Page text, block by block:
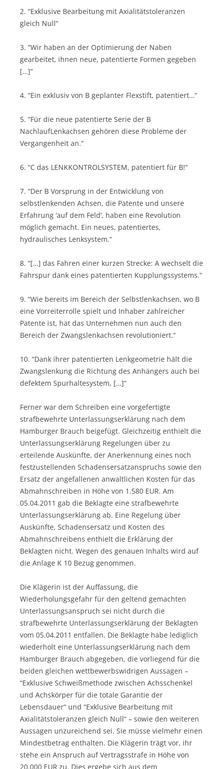
2. “Exklusive Bearbeitung mit Axialitätstoleranzen
gleich Null“
3. “Wir haben an der Optimierung der Naben
gearbeitet, ihnen neue, patentierte Formen gegeben
[…]“
4. “Ein exklusiv von B geplanter Flexstift, patentiert…“
5. “Für die neue patentierte Serie der B
NachlaufLenkachsen gehören diese Probleme der
Vergangenheit an.“
6. “C das LENKKONTROLSYSTEM, patentiert für B!“
7. “Der B Vorsprung in der Entwicklung von
selbstlenkenden Achsen, die Patente und unsere
Erfahrung ‘auf dem Feld‘, haben eine Revolution
möglich gemacht. Ein neues, patentiertes,
hydraulisches Lenksystem.“
8. “[…] das Fahren einer kurzen Strecke: A wechselt die
Fahrspur dank eines patentierten Kupplungssystems.“
9. “Wie bereits im Bereich der Selbstlenkachsen, wo B
eine Vorreiterrolle spielt und Inhaber zahlreicher
Patente ist, hat das Unternehmen nun auch den
Bereich der Zwangslenkachsen revolutioniert.“
10. “Dank ihrer patentierten Lenkgeometrie hält die
Zwangslenkung die Richtung des Anhängers auch bei
defektem Spurhaltesystem, […]“
Ferner war dem Schreiben eine vorgefertigte
strafbewehrte Unterlassungserklärung nach dem
Hamburger Brauch beigefügt. Gleichzeitig enthielt die
Unterlassungserklärung Regelungen über zu
erteilende Auskünfte, der Anerkennung eines noch
festzustellenden Schadensersatzanspruchs sowie den
Ersatz der angefallenen anwaltlichen Kosten für das
Abmahnschreiben in Höhe von 1.580 EUR. Am
05.04.2011 gab die Beklagte eine strafbewehrte
Unterlassungserklärung ab. Eine Regelung über
Auskünfte, Schadensersatz und Kosten des
Abmahnschreibens enthielt die Erklärung der
Beklagten nicht. Wegen des genauen Inhalts wird auf
die Anlage K 10 Bezug genommen.
Die Klägerin ist der Auffassung, die
Wiederholungsgefahr für den geltend gemachten
Unterlassungsanspruch sei nicht durch die
strafbewehrte Unterlassungserklärung der Beklagten
vom 05.04.2011 entfallen. Die Beklagte habe lediglich
wiederholt eine Unterlassungserklärung nach dem
Hamburger Brauch abgegeben, die vorliegend für die
beiden gleichen wettbewerbswidrigen Aussagen –
“Exklusive Schweißmethode zwischen Achsschenkel
und Achskörper für die totale Garantie der
Lebensdauer“ und “Exklusive Bearbeitung mit
Axialitätstoleranzen gleich Null“ – sowie den weiteren
Aussagen unzureichend sei. Sie müsse vielmehr einen
Mindestbetrag enthalten. Die Klägerin trägt vor, ihr
stehe ein Anspruch auf Vertragsstrafe in Höhe von
20.000 EUR zu. Dies ergebe sich aus dem